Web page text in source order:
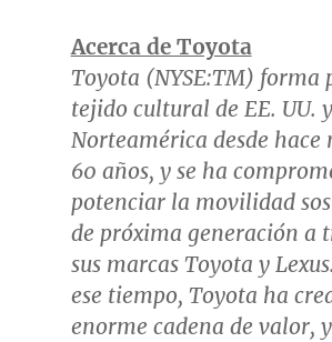
Acerca de Toyota
Toyota (NYSE:TM) forma
tejido cultural de EE. UU.
Norteamérica desde hace
60 años, y se ha
potenciar la movilidad
de próxima generación a
sus marcas Toyota y
ese tiempo, Toyota ha
enorme cadena de valor,